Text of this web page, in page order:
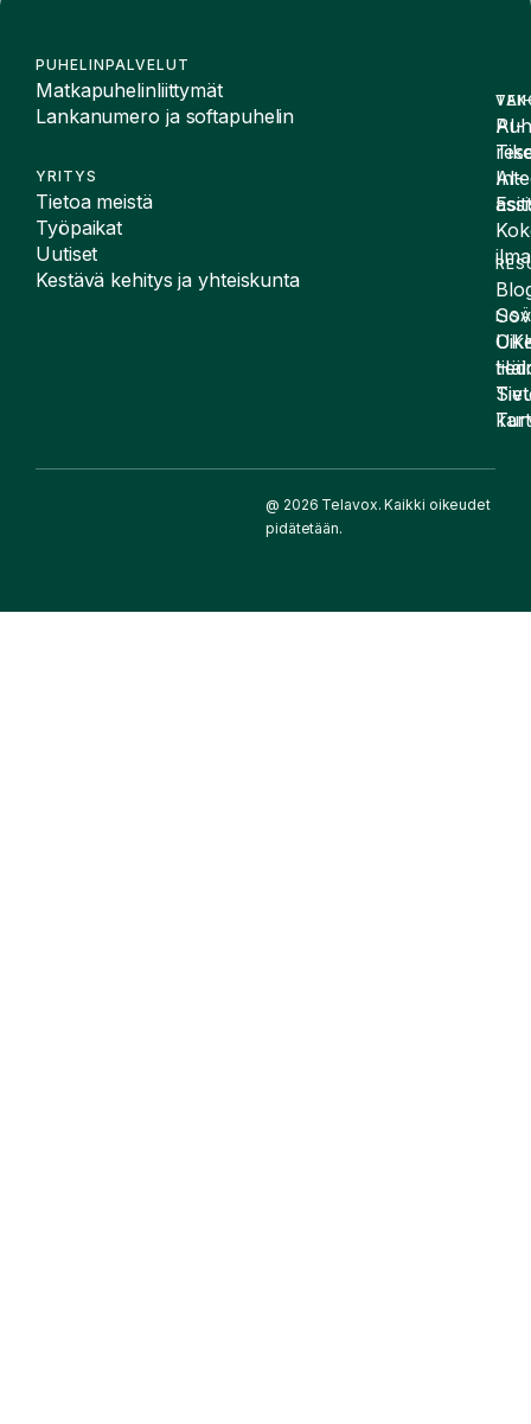
PUHELINPALVELUT
Matkapuhelinliittymät
Lankanumero ja softapuhelin
YRITYS
Tietoa meistä
Työpaikat
Uutiset
Kestävä kehitys ja yhteiskunta
AI-
AI-
@ 2026 Telavox. Kaikki oikeudet
pidätetään.